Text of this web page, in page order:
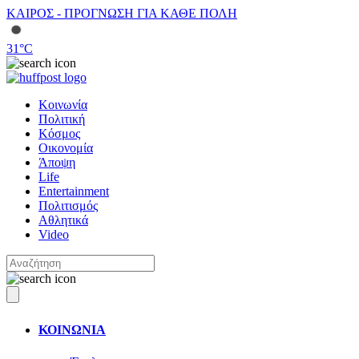
ΚΑΙΡΟΣ - ΠΡΟΓΝΩΣΗ ΓΙΑ ΚΑΘΕ ΠΟΛΗ
31°C
Κοινωνία
Πολιτική
Κόσμος
Οικονομία
Άποψη
Life
Entertainment
Πολιτισμός
Αθλητικά
Video
ΚΟΙΝΩΝΙΑ